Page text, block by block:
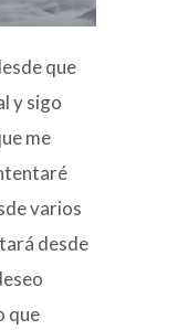
que
y sigo
me
varios
desde
que